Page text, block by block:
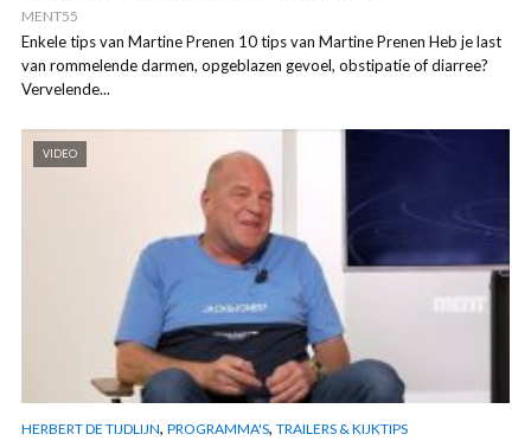
MENT55
Enkele tips van Martine Prenen 10 tips van Martine Prenen Heb je last
van rommelende darmen, opgeblazen gevoel, obstipatie of diarree?
Vervelende...
VIDEO
HERBERT DE TIJDLIJN, PROGRAMMA'S, TRAILERS & KIJKTIPS